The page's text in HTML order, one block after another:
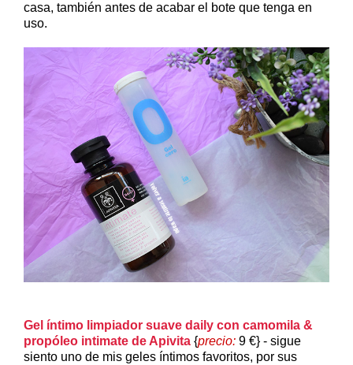
casa, también antes de acabar el bote que tenga en
uso.
Gel íntimo limpiador suave daily con camomila &
propóleo intimate de Apivita {precio: 9 €} - sigue
siento uno de mis geles íntimos favoritos, por sus